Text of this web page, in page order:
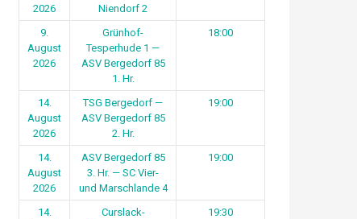
2026
Niendorf 2
9.
August
2026
Grünhof-
Tesperhude 1 —
ASV Bergedorf 85
1. Hr.
18:00
14.
August
2026
TSG Bergedorf —
ASV Bergedorf 85
2. Hr.
19:00
14.
August
2026
ASV Bergedorf 85
3. Hr. — SC Vier-
und Marschlande 4
19:00
14.
Curslack-
19:30